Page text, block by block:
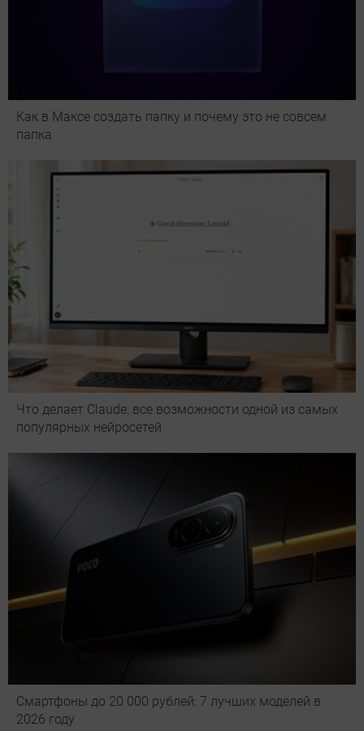
Как в Максе создать папку и почему это не совсем
папка
Что делает Сlaude: все возможности одной из самых
популярных нейросетей
Смартфоны до 20 000 рублей: 7 лучших моделей в
2026 году